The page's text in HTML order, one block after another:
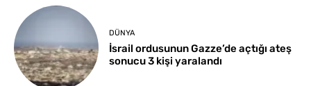
DÜNYA
İsrail ordusunun Gazze’de açtığı ateş
sonucu 3 kişi yaralandı